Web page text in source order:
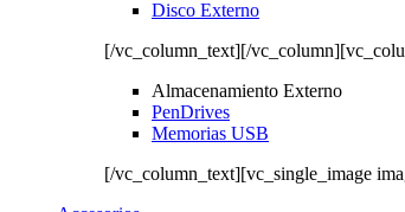
Disco Externo
[/vc_column_text][/
Almacenamiento Externo
PenDrives
Memorias USB
[/vc_column_text][vc_single_image